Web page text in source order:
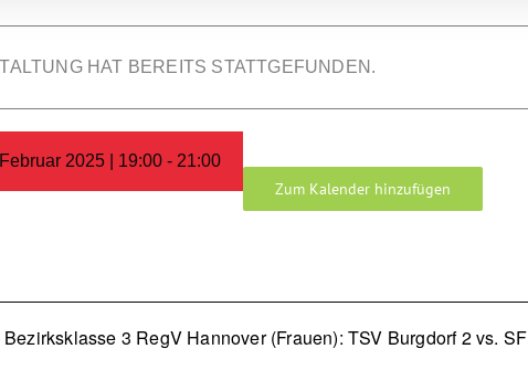
HAT BEREITS STATTGEFUNDEN.
2025 | 19:00 - 21:00
Zum Kalender hinzufügen
Bezirksklasse 3 RegV Hannover (Frauen): TSV Burgdorf 2 vs. SF